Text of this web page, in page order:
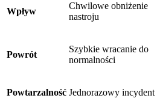
Wpływ
Chwilowe obniżenie
nastroju
Powrót
Szybkie wracanie do
normalności
Powtarzalność Jednorazowy incydent